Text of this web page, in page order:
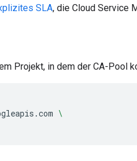
SLA, die Cloud Service
Projekt, in dem der CA-Pool
\